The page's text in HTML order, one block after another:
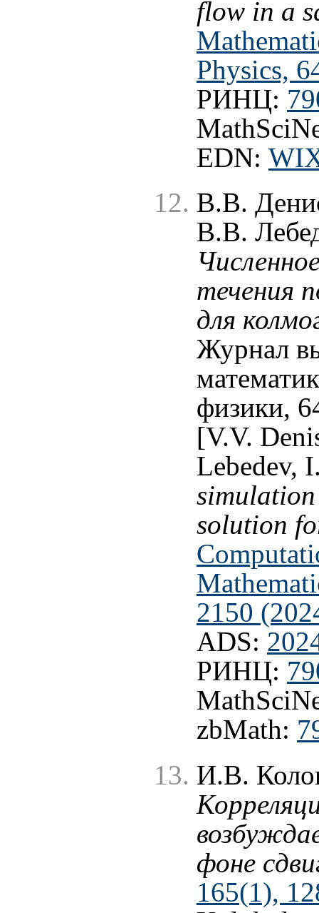
flow in a
Physics,
РИНЦ:
EDN:
В.В.
В.В.
течения
для
Журнал
физики,
[V.V.
Lebedev,
solution
2150
ADS:
РИНЦ:
zbMath:
И.В.
фоне
165(1),